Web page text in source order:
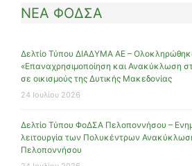
ΝΕΑ ΦΟΔΣΑ
Δελτίο Τύπου ΔΙΑΔΥΜΑ ΑΕ –
«Επαναχρησιμοποίηση και Ανακύκλωση
σε οικισμούς της Δυτικής Μακεδονίας
24 Ιουλίου 2026
Δελτίο Τύπου ΦοΔΣΑ Πελοποννήσου –
λειτουργία των Πολυκέντρων
Πελοποννήσου